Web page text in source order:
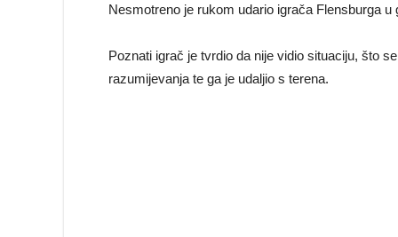
Nesmotreno je rukom udario igrača Flensburga
Poznati igrač je tvrdio da nije vidio situaciju, što
razumijevanja te ga je udaljio s terena.